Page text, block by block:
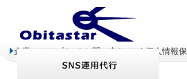
企業コンセプト お問い合わせ 個人情報